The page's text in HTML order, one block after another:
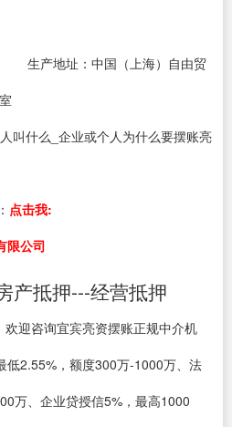
生产地址：中国（上海）自由贸
叫什么_企业或个人为什么要摆账亮
点击我:
限公司
产抵押---经营抵押
欢迎咨询宜宾亮资摆账正规中介机
低2.55%，额度300万-1000万、法
万、企业贷授信5%，最高1000